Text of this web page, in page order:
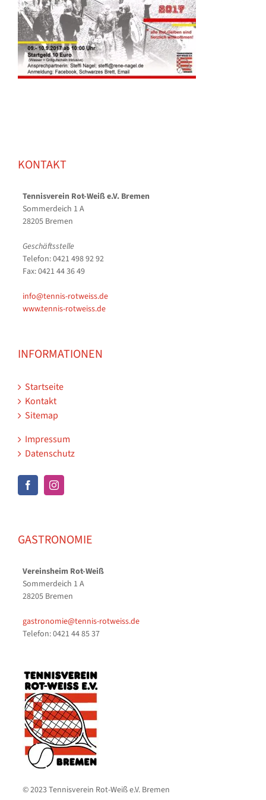
KONTAKT
Tennisverein Rot-Weiß e.V. Bremen
Sommerdeich 1 A
28205 Bremen
Geschäftsstelle
Telefon: 0421 498 92 92
Fax: 0421 44 36 49
info@tennis-rotweiss.de
www.tennis-rotweiss.de
INFORMATIONEN
Startseite
Kontakt
Sitemap
Impressum
Datenschutz
GASTRONOMIE
Vereinsheim Rot-Weiß
Sommerdeich 1 A
28205 Bremen
gastronomie@tennis-rotweiss.de
Telefon: 0421 44 85 37
© 2023 Tennisverein Rot-Weiß e.V. Bremen